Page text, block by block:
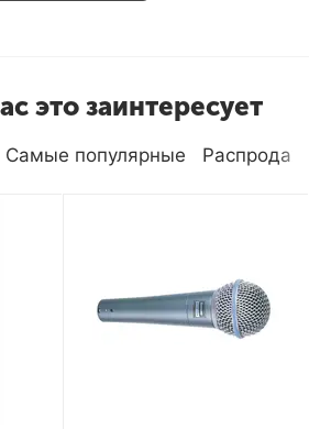
это заинтересует
Самые популярные